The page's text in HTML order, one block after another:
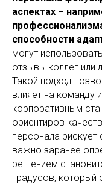
аспектах –
способности
могут
отзывы коллег или
Такой подход
влияет на команду
корпоративным
ориентиров
персонала рискует
важно заранее
решением
градусов, который